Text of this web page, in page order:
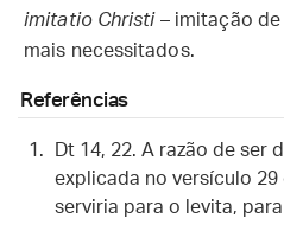
imitatio Christi – imitação
mais necessitados.
Referências
Dt 14, 22. A razão de ser
explicada no versículo
serviria para o levita,